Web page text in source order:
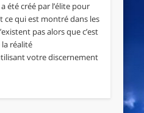
été créé par l’élite pour
qui est montré dans les
pas alors que c’est
réalité
votre discernement